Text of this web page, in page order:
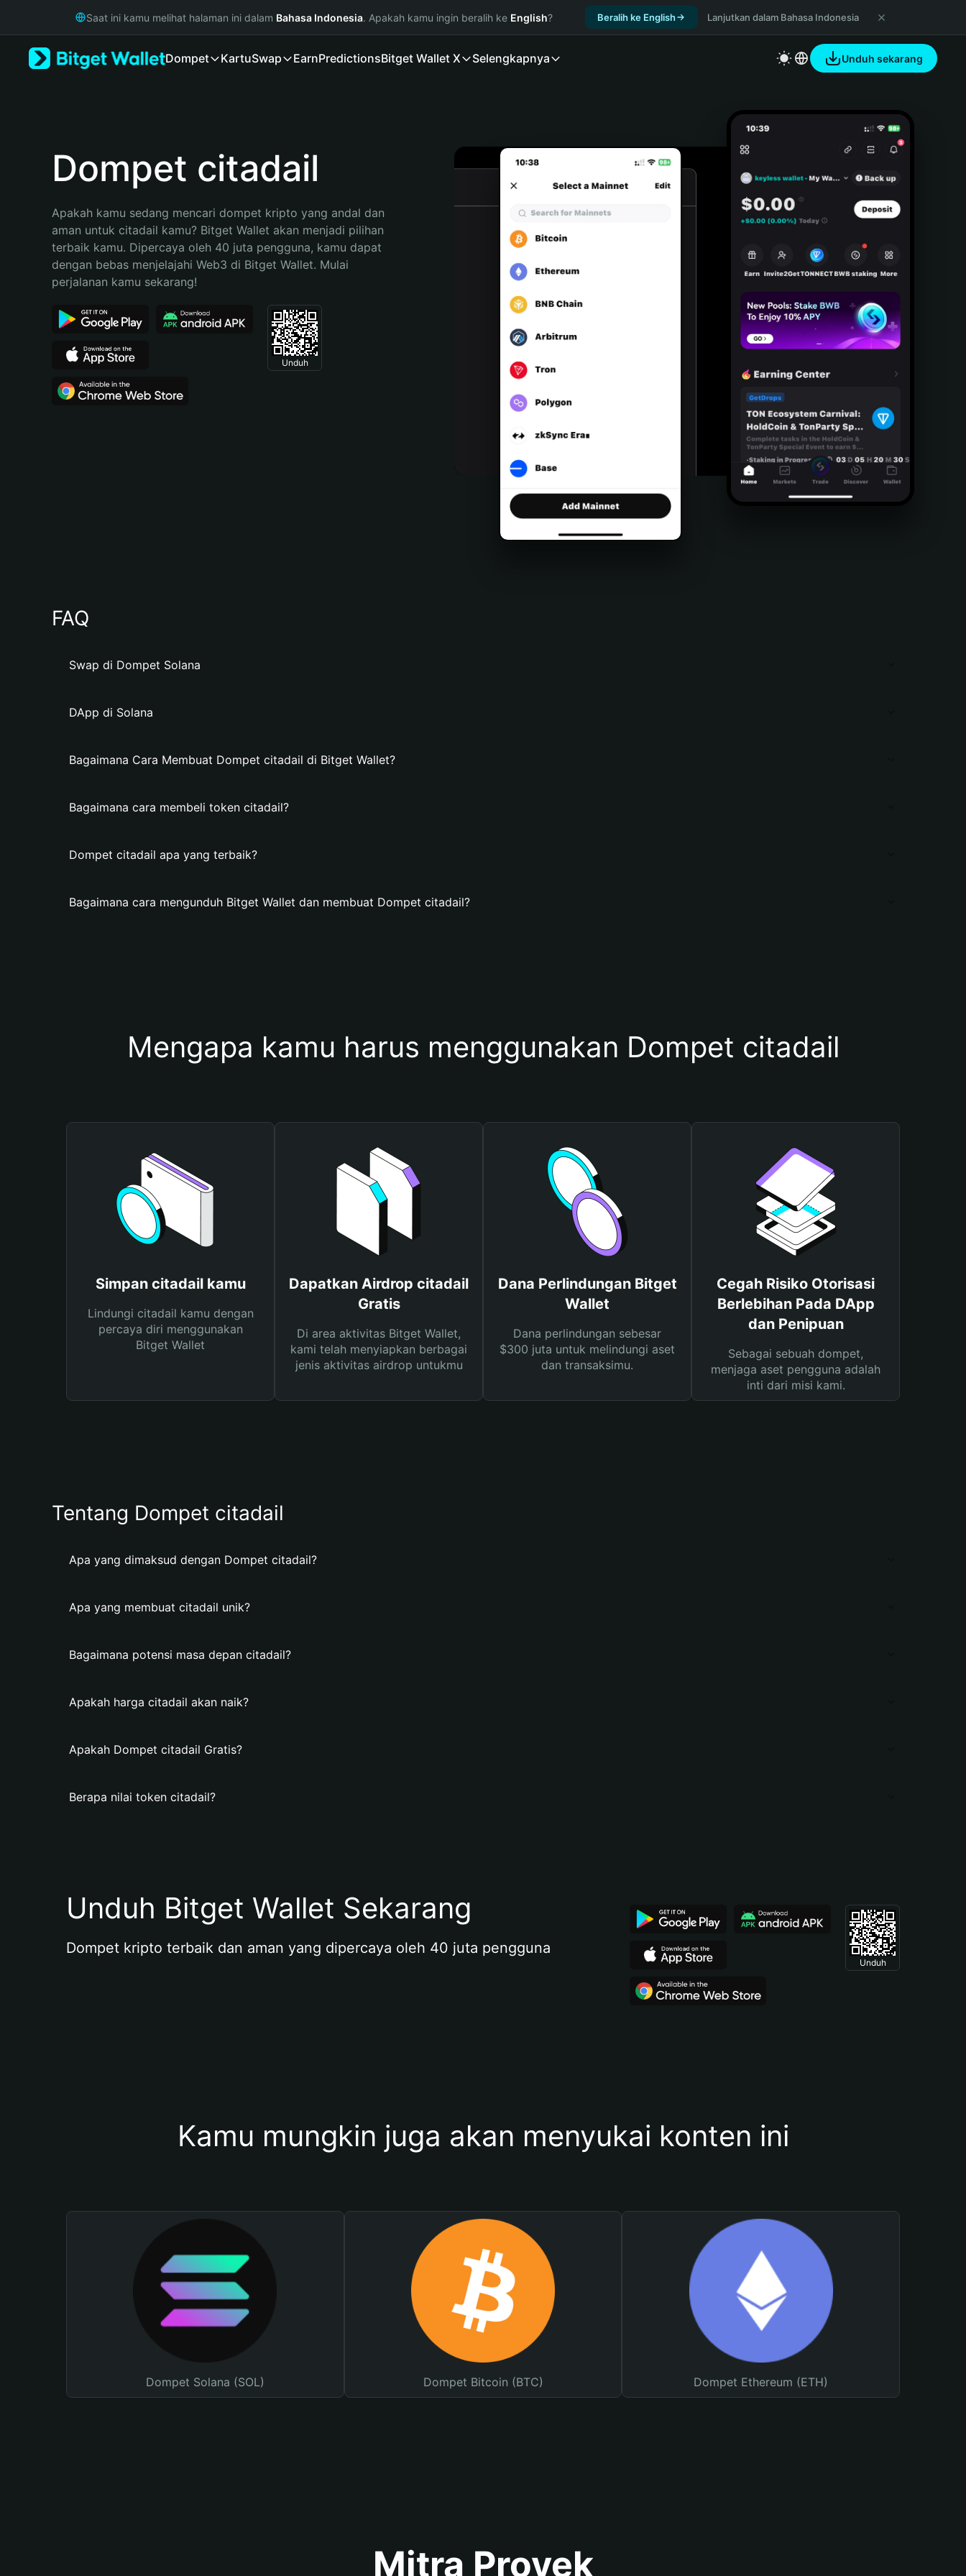
Русский
Bahasa Indonesia
Español (Argentina)
Saat ini kamu melihat halaman ini dalam Bahasa Indonesia. Apakah kamu ingin beralih ke English? Beralih ke English Lanjutkan dalam Bahasa Indonesia
Dompet KartuSwap EarnPredictionsBitget Wallet X Selengkapnya Unduh sekarang
Dompet citadail
Apakah kamu sedang mencari dompet kripto yang andal dan
aman untuk citadail kamu? Bitget Wallet akan menjadi pilihan
terbaik kamu. Dipercaya oleh 40 juta pengguna, kamu dapat
dengan bebas menjelajahi Web3 di Bitget Wallet. Mulai
perjalanan kamu sekarang!
Unduh
FAQ
Swap di Dompet Solana
DApp di Solana
Bagaimana Cara Membuat Dompet citadail di Bitget Wallet?
Bagaimana cara membeli token citadail?
Dompet citadail apa yang terbaik?
Bagaimana cara mengunduh Bitget Wallet dan membuat Dompet citadail?
Mengapa kamu harus menggunakan Dompet citadail
Simpan citadail kamu
Lindungi citadail kamu dengan
percaya diri menggunakan
Bitget Wallet
Dapatkan Airdrop citadail
Gratis
Di area aktivitas Bitget Wallet,
kami telah menyiapkan berbagai
jenis aktivitas airdrop untukmu
Dana Perlindungan Bitget
Wallet
Dana perlindungan sebesar
$300 juta untuk melindungi aset
dan transaksimu.
Cegah Risiko Otorisasi
Berlebihan Pada DApp
dan Penipuan
Sebagai sebuah dompet,
menjaga aset pengguna adalah
inti dari misi kami.
Tentang Dompet citadail
Apa yang dimaksud dengan Dompet citadail?
Apa yang membuat citadail unik?
Bagaimana potensi masa depan citadail?
Apakah harga citadail akan naik?
Apakah Dompet citadail Gratis?
Berapa nilai token citadail?
Unduh Bitget Wallet Sekarang
Dompet kripto terbaik dan aman yang dipercaya oleh 40 juta pengguna
Unduh
Kamu mungkin juga akan menyukai konten ini
Dompet Solana (SOL) Dompet Bitcoin (BTC) Dompet Ethereum (ETH)
Mitra Proyek